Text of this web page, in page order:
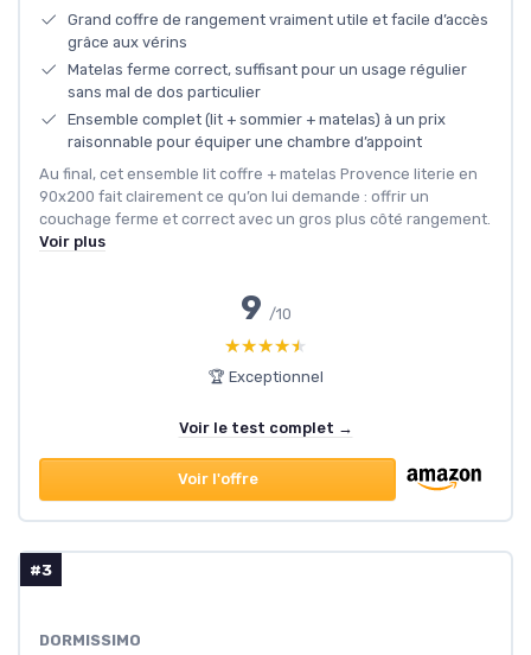
Grand coffre de rangement vraiment utile et facile d’accès
grâce aux vérins
Matelas ferme correct, suffisant pour un usage régulier
sans mal de dos particulier
Ensemble complet (lit + sommier + matelas) à un prix
raisonnable pour équiper une chambre d’appoint
Au final, cet ensemble lit coffre + matelas Provence literie en
90x200 fait clairement ce qu’on lui demande : offrir un
couchage ferme et correct avec un gros plus côté rangement.
Voir plus
9 /10
★★★★★
★★★★★
🏆 Exceptionnel
Voir le test complet →
Voir l'offre
#3
‎DORMISSIMO